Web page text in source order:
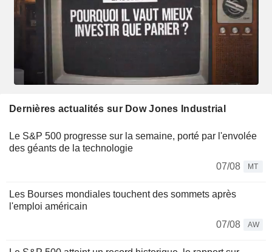
Dernières actualités sur Dow Jones Industrial
Le S&P 500 progresse sur la semaine, porté par l'envolée
des géants de la technologie
07/08
MT
Les Bourses mondiales touchent des sommets après
l'emploi américain
07/08
AW